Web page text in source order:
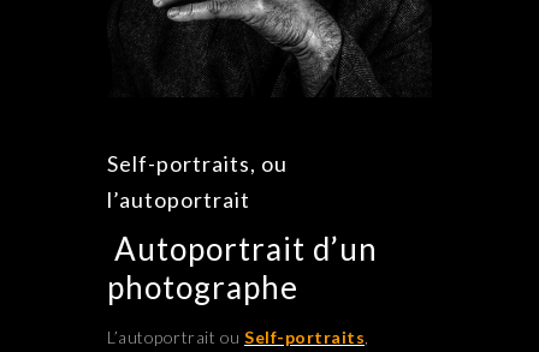
Self-portraits, ou
l’autoportrait
Autoportrait d’un
photographe
L’autoportrait ou Self-portraits